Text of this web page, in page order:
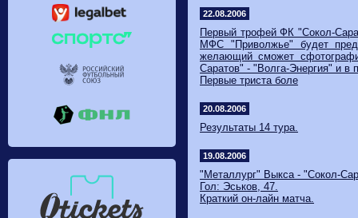
22.08.2006
Первый трофей ФК "Сокол-
МФС "Приволжье" будет
желающий сможет
Саратов" - "Волга-Энергия" и в
Первые триста боле
20.08.2006
Результаты 14 тура.
19.08.2006
"Металлург" Выкса - "Сокол-
Гол: Эськов, 47.
Краткий он-лайн матча.